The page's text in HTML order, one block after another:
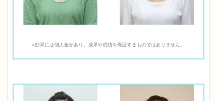
※効果には個人差があり、成果や成功を保証するものではありません。